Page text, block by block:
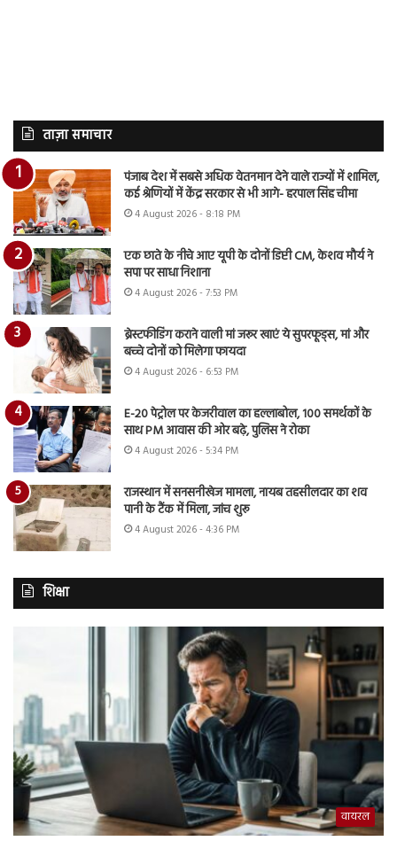
ताज़ा समाचार
पंजाब देश में सबसे अधिक वेतनमान देने वाले राज्यों में शामिल,
कई श्रेणियों में केंद्र सरकार से भी आगे- हरपाल सिंह चीमा
4 August 2026 - 8:18 PM
एक छाते के नीचे आए यूपी के दोनों डिप्टी CM, केशव मौर्य ने
सपा पर साधा निशाना
4 August 2026 - 7:53 PM
ब्रेस्टफीडिंग कराने वाली मां जरूर खाएं ये सुपरफूड्स, मां और
बच्चे दोनों को मिलेगा फायदा
4 August 2026 - 6:53 PM
E-20 पेट्रोल पर केजरीवाल का हल्लाबोल, 100 समर्थकों के
साथ PM आवास की ओर बढ़े, पुलिस ने रोका
4 August 2026 - 5:34 PM
राजस्थान में सनसनीखेज मामला, नायब तहसीलदार का शव
पानी के टैंक में मिला, जांच शुरू
4 August 2026 - 4:36 PM
शिक्षा
वायरल